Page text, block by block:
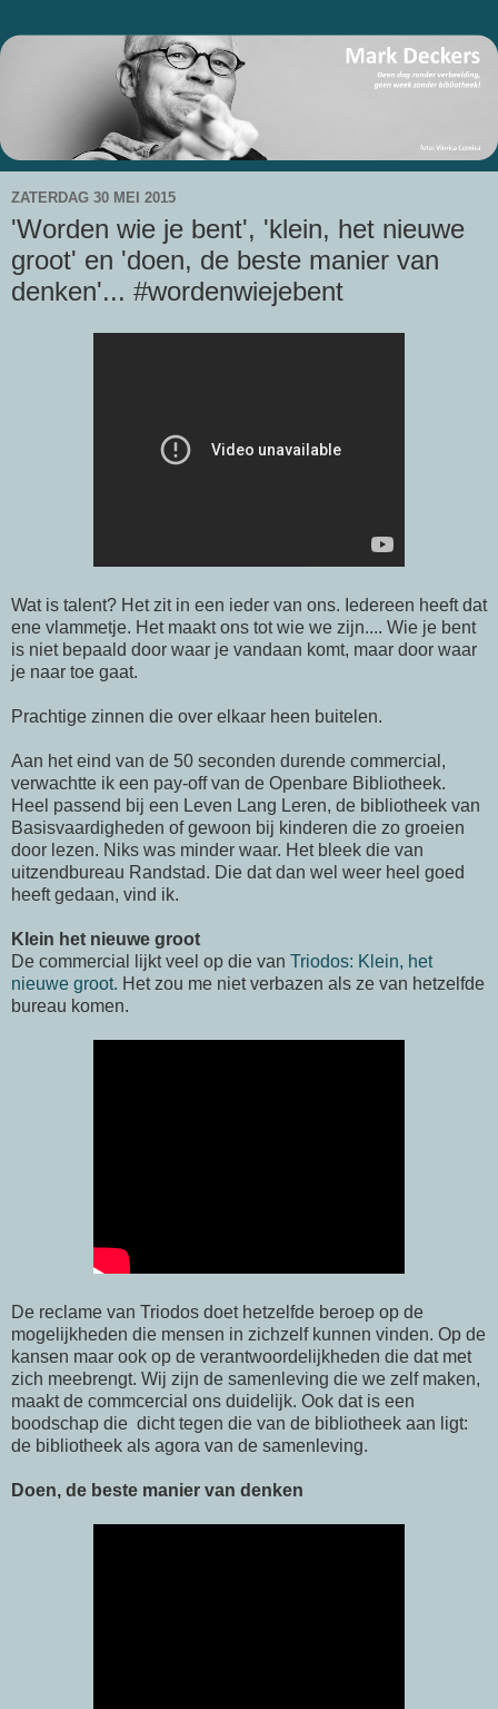
ZATERDAG 30 MEI 2015
'Worden wie je bent', 'klein, het nieuwe
groot' en 'doen, de beste manier van
denken'... #wordenwiejebent
Wat is talent? Het zit in een ieder van ons. Iedereen heeft dat
ene vlammetje. Het maakt ons tot wie we zijn.... Wie je bent
is niet bepaald door waar je vandaan komt, maar door waar
je naar toe gaat.
Prachtige zinnen die over elkaar heen buitelen.
Aan het eind van de 50 seconden durende commercial,
verwachtte ik een pay-off van de Openbare Bibliotheek.
Heel passend bij een Leven Lang Leren, de bibliotheek van
Basisvaardigheden of gewoon bij kinderen die zo groeien
door lezen. Niks was minder waar. Het bleek die van
uitzendbureau Randstad. Die dat dan wel weer heel goed
heeft gedaan, vind ik.
Klein het nieuwe groot
De commercial lijkt veel op die van Triodos: Klein, het
nieuwe groot. Het zou me niet verbazen als ze van hetzelfde
bureau komen.
De reclame van Triodos doet hetzelfde beroep op de
mogelijkheden die mensen in zichzelf kunnen vinden. Op de
kansen maar ook op de verantwoordelijkheden die dat met
zich meebrengt. Wij zijn de samenleving die we zelf maken,
maakt de commcercial ons duidelijk. Ook dat is een
boodschap die dicht tegen die van de bibliotheek aan ligt:
de bibliotheek als agora van de samenleving.
Doen, de beste manier van denken